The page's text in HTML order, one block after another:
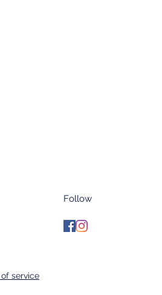
Follow
service